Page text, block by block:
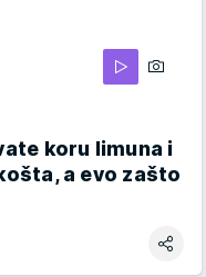
koru limuna i
a evo zašto